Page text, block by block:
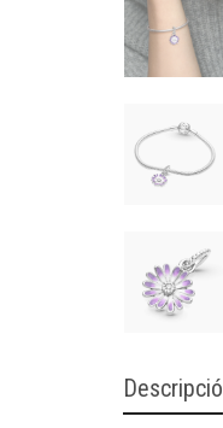
Descripció